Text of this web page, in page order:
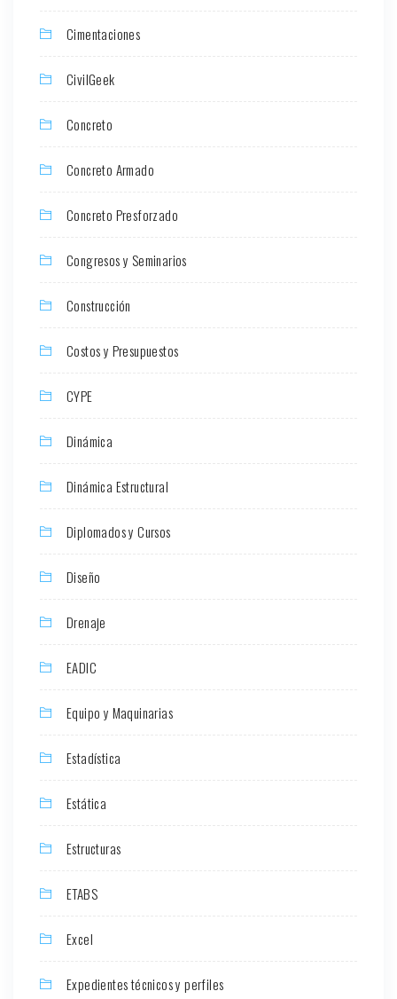
Cimentaciones
CivilGeek
Concreto
Concreto Armado
Concreto Presforzado
Congresos y Seminarios
Construcción
Costos y Presupuestos
CYPE
Dinámica
Dinámica Estructural
Diplomados y Cursos
Diseño
Drenaje
EADIC
Equipo y Maquinarias
Estadística
Estática
Estructuras
ETABS
Excel
Expedientes técnicos y perfiles